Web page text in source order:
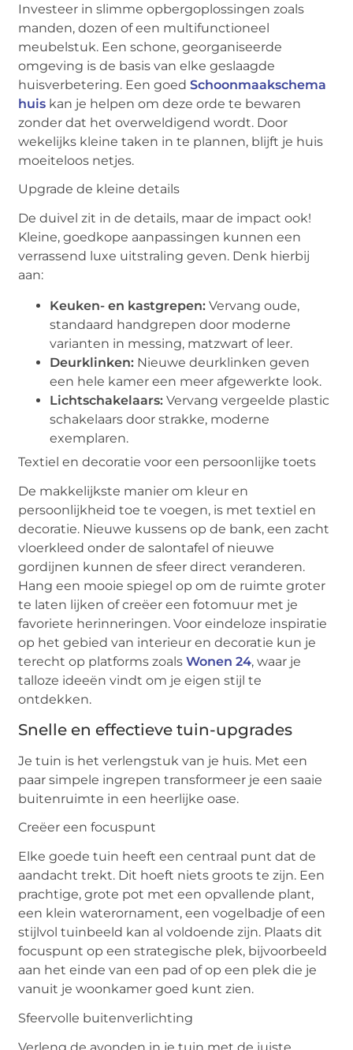
Investeer in slimme opbergoplossingen zoals
manden, dozen of een multifunctioneel
meubelstuk. Een schone, georganiseerde
omgeving is de basis van elke geslaagde
huisverbetering. Een goedSchoonmaakschema
huis kan je helpen om deze orde te bewaren
zonder dat het overweldigend wordt. Door
wekelijks kleine taken in te plannen, blijft je huis
moeiteloos netjes.
Upgrade de kleine details
De duivel zit in de details, maar de impact ook!
Kleine, goedkope aanpassingen kunnen een
verrassend luxe uitstraling geven. Denk hierbij
aan:
Keuken- en kastgrepen: Vervang oude,
standaard handgrepen door moderne
varianten in messing, matzwart of leer.
Deurklinken: Nieuwe deurklinken geven
een hele kamer een meer afgewerkte look.
Lichtschakelaars: Vervang vergeelde plastic
schakelaars door strakke, moderne
exemplaren.
Textiel en decoratie voor een persoonlijke toets
De makkelijkste manier om kleur en
persoonlijkheid toe te voegen, is met textiel en
decoratie. Nieuwe kussens op de bank, een zacht
vloerkleed onder de salontafel of nieuwe
gordijnen kunnen de sfeer direct veranderen.
Hang een mooie spiegel op om de ruimte groter
te laten lijken of creëer een fotomuur met je
favoriete herinneringen. Voor eindeloze inspiratie
op het gebied van interieur en decoratie kun je
terecht op platforms zoalsWonen 24, waar je
talloze ideeën vindt om je eigen stijl te
ontdekken.
Snelle en effectieve tuin-upgrades
Je tuin is het verlengstuk van je huis. Met een
paar simpele ingrepen transformeer je een saaie
buitenruimte in een heerlijke oase.
Creëer een focuspunt
Elke goede tuin heeft een centraal punt dat de
aandacht trekt. Dit hoeft niets groots te zijn. Een
prachtige, grote pot met een opvallende plant,
een klein waterornament, een vogelbadje of een
stijlvol tuinbeeld kan al voldoende zijn. Plaats dit
focuspunt op een strategische plek, bijvoorbeeld
aan het einde van een pad of op een plek die je
vanuit je woonkamer goed kunt zien.
Sfeervolle buitenverlichting